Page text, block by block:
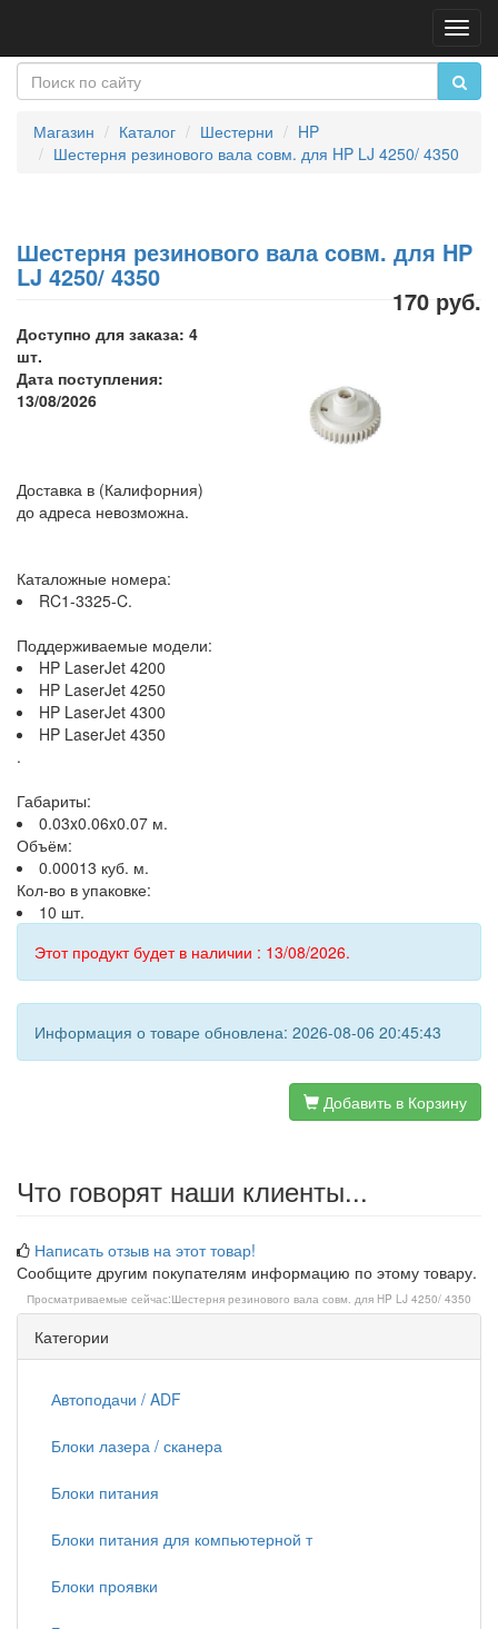
Магазин Каталог Шестерни
HP
Шестерня резинового вала совм. для HP LJ 4250/ 4350
Шестерня резинового вала совм. для HP
LJ 4250/ 4350
170 руб.
Доступно для заказа: 4
шт.
Дата поступления:
13/08/2026
Доставка в (Калифорния)
до адреса невозможна.
Каталожные номера:
RC1-3325-C.
Поддерживаемые модели:
HP LaserJet 4200
HP LaserJet 4250
HP LaserJet 4300
HP LaserJet 4350
.
Габариты:
0.03x0.06x0.07 м.
Объём:
0.00013 куб. м.
Кол-во в упаковке:
10 шт.
Этот продукт будет в наличии : 13/08/2026.
Информация о товаре обновлена: 2026-08-06 20:45:43
Добавить в Корзину
Что говорят наши клиенты...
Написать отзыв на этот товар!
Сообщите другим покупателям информацию по этому товару.
Просматриваемые сейчас:Шестерня резинового вала совм. для HP LJ 4250/ 4350
Категории
Автоподачи / ADF
Блоки лазера / сканера
Блоки питания
Блоки питания для компьютерной т
Блоки проявки